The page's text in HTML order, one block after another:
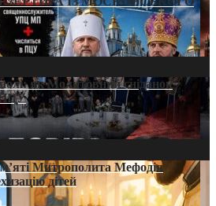
як Молитовний сніданок
ПЦУ
Митрополита Мефодія
дітей